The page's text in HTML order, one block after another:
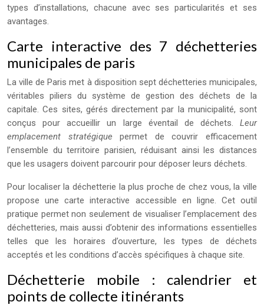
types d’installations, chacune avec ses particularités et ses
avantages.
Carte interactive des 7 déchetteries
municipales de paris
La ville de Paris met à disposition sept déchetteries municipales,
véritables piliers du système de gestion des déchets de la
capitale. Ces sites, gérés directement par la municipalité, sont
conçus pour accueillir un large éventail de déchets. Leur
emplacement stratégiquepermet de couvrir efficacement
l’ensemble du territoire parisien, réduisant ainsi les distances
que les usagers doivent parcourir pour déposer leurs déchets.
Pour localiser la déchetterie la plus proche de chez vous, la ville
propose une carte interactive accessible en ligne. Cet outil
pratique permet non seulement de visualiser l’emplacement des
déchetteries, mais aussi d’obtenir des informations essentielles
telles que les horaires d’ouverture, les types de déchets
acceptés et les conditions d’accès spécifiques à chaque site.
Déchetterie mobile : calendrier et
points de collecte itinérants